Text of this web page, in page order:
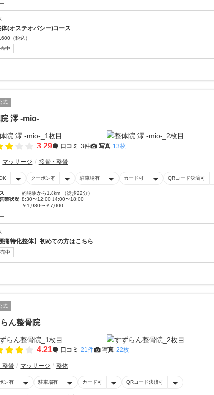
体(オステオパシー)コース
（税込）
中
式
澪 -mio-
3.29 口コミ 3件 写真 13枚
マッサージ 接骨・整骨
クーポン有 駐車場有 カード可 QRコード決済可
的場駅から1.8km （徒歩22分）
業状況 8:30〜12:00 14:00〜18:00
￥1,980〜￥7,000
痛特化整体】初めての方はこちら
中
式
ん整骨院
4.21 口コミ 21件 写真 22枚
整骨 マッサージ 整体
ン有 駐車場有 カード可 QRコード決済可